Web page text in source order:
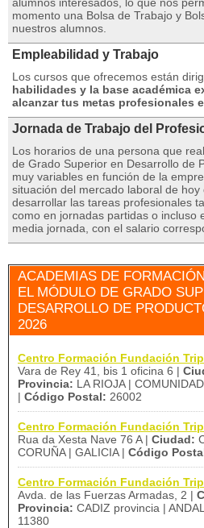
momento una Bolsa de Trabajo y
nuestros alumnos.
Empleabilidad y Trabajo
Los cursos que ofrecemos están
habilidades y la base académica
alcanzar tus metas profesionales
Jornada de Trabajo del
Los horarios de una persona que
de Grado Superior en Desarrollo de
muy variables en función de la
situación del mercado laboral de hoy
desarrollar las tareas profesionales
como en jornadas partidas o incluso
media jornada, con el salario
ACADEMIAS DE
EL MÓDULO DE GRADO
DESARROLLO DE
2026
Centro Formación Fundación
Vara de Rey 41, bis 1 oficina 6 |
Provincia: LA RIOJA |
| Código Postal: 26002
Centro Formación Fundación
Rua da Xesta Nave 76 A | Ciudad:
CORUÑA | GALICIA | Código
Centro Formación Fundación
Avda. de las Fuerzas Armadas, 2 |
Provincia: CADIZ provincia |
11380